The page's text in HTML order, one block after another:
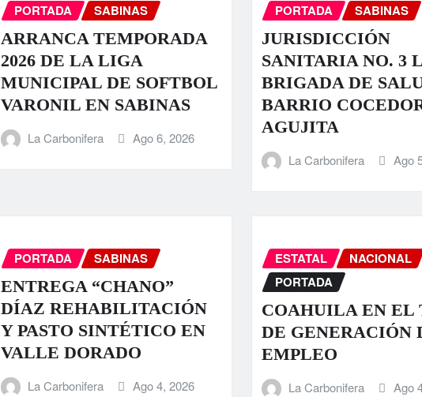
PORTADA SABINAS
ARRANCA TEMPORADA
2026 DE LA LIGA
MUNICIPAL DE SOFTBOL
VARONIL EN SABINAS
La Carbonifera Ago 6, 2026
PORTADA SABINAS
JURISDICCIÓN
SANITARIA NO. 3
BRIGADA DE
BARRIO
AGUJITA
La Carbonifera Ago
PORTADA SABINAS
ENTREGA “CHANO”
DÍAZ REHABILITACIÓN
Y PASTO SINTÉTICO EN
VALLE DORADO
La Carbonifera Ago 4, 2026
ESTATAL
NACIONAL
PORTADA
COAHUILA EN EL
DE GENERACIÓN
EMPLEO
La Carbonifera Ago